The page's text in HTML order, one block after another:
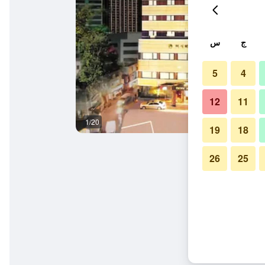
1/20
ج س
4
5
11
12
18
19
25
26